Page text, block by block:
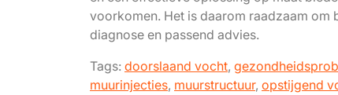
voorkomen. Het is daarom raadzaam
diagnose en passend advies.
Tags: doorslaand vocht,
muurinjecties, muurstructuur, opstijgend